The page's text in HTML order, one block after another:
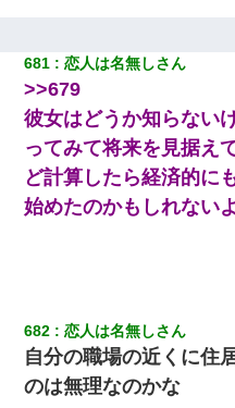
681 恋人は名無しさん
>>679
彼女はどうか知らない
ってみて将来を見据え
ど計算したら経済的に
始めたのかもしれないよ
682 恋人は名無しさん
自分の職場の近くに住
のは無理なのかな